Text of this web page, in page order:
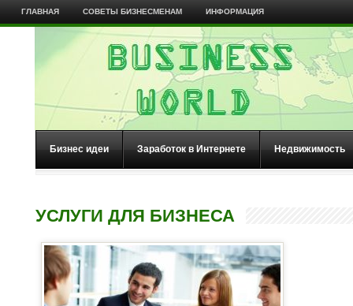
ГЛАВНАЯ СОВЕТЫ БИЗНЕСМЕНАМ ИНФОРМАЦИЯ
Бизнес идеи Заработок в Интернете Недвижимость
УСЛУГИ ДЛЯ БИЗНЕСА